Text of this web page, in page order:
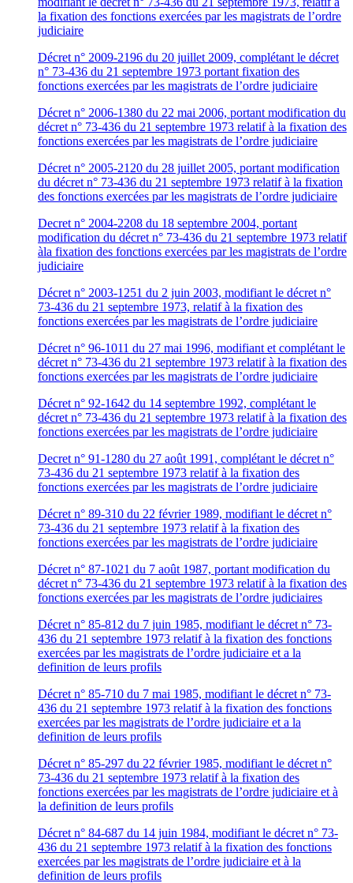
la fixation des fonctions exercées par les magistrats de l’ordre
judiciaire
Décret n° 2009-2196 du 20 juillet 2009, complétant le décret
n° 73-436 du 21 septembre 1973 portant fixation des
fonctions exercées par les magistrats de l’ordre judiciaire
Décret n° 2006-1380 du 22 mai 2006, portant modification du
décret n° 73-436 du 21 septembre 1973 relatif à la fixation des
fonctions exercées par les magistrats de l’ordre judiciaire
Décret n° 2005-2120 du 28 juillet 2005, portant modification
du décret n° 73-436 du 21 septembre 1973 relatif à la fixation
des fonctions exercées par les magistrats de l’ordre judiciaire
Decret n° 2004-2208 du 18 septembre 2004, portant
modification du décret n° 73-436 du 21 septembre 1973 relatif
àla fixation des fonctions exercées par les magistrats de l’ordre
judiciaire
Décret n° 2003-1251 du 2 juin 2003, modifiant le décret n°
73-436 du 21 septembre 1973, relatif à la fixation des
fonctions exercées par les magistrats de l’ordre judiciaire
Décret n° 96-1011 du 27 mai 1996, modifiant et complétant le
décret n° 73-436 du 21 septembre 1973 relatif à la fixation des
fonctions exercées par les magistrats de l’ordre judiciaire
Décret n° 92-1642 du 14 septembre 1992, complétant le
décret n° 73-436 du 21 septembre 1973 relatif à la fixation des
fonctions exercées par les magistrats de l’ordre judiciaire
Decret n° 91-1280 du 27 août 1991, complétant le décret n°
73-436 du 21 septembre 1973 relatif à la fixation des
fonctions exercées par les magistrats de l’ordre judiciaire
Décret n° 89-310 du 22 février 1989, modifiant le décret n°
73-436 du 21 septembre 1973 relatif à la fixation des
fonctions exercées par les magistrats de l’ordre judiciaire
Décret n° 87-1021 du 7 août 1987, portant modification du
décret n° 73-436 du 21 septembre 1973 relatif à la fixation des
fonctions exercées par les magistrats de l’ordre judiciaires
Décret n° 85-812 du 7 juin 1985, modifiant le décret n° 73-
436 du 21 septembre 1973 relatif à la fixation des fonctions
exercées par les magistrats de l’ordre judiciaire et a la
definition de leurs profils
Décret n° 85-710 du 7 mai 1985, modifiant le décret n° 73-
436 du 21 septembre 1973 relatif à la fixation des fonctions
exercées par les magistrats de l’ordre judiciaire et a la
definition de leurs profils
Décret n° 85-297 du 22 février 1985, modifiant le décret n°
73-436 du 21 septembre 1973 relatif à la fixation des
fonctions exercées par les magistrats de l’ordre judiciaire et à
la definition de leurs profils
Décret n° 84-687 du 14 juin 1984, modifiant le décret n° 73-
436 du 21 septembre 1973 relatif à la fixation des fonctions
exercées par les magistrats de l’ordre judiciaire et à la
definition de leurs profils